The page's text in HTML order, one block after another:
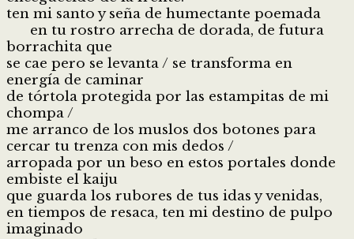
ten mi santo y seña de humectante poemada
en tu rostro arrecha de dorada, de futura
borrachita que
se cae pero se levanta / se transforma en
energía de caminar
de tórtola protegida por las estampitas de mi
chompa /
me arranco de los muslos dos botones para
cercar tu trenza con mis dedos /
arropada por un beso en estos portales donde
embiste el kaiju
que guarda los rubores de tus idas y venidas,
en tiempos de resaca, ten mi destino de pulpo
imaginado